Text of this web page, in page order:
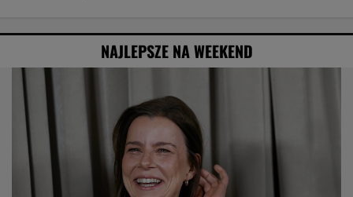
NAJLEPSZE NA WEEKEND